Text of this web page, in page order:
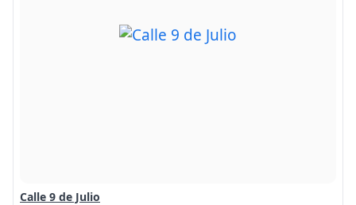
Calle 9 de Julio